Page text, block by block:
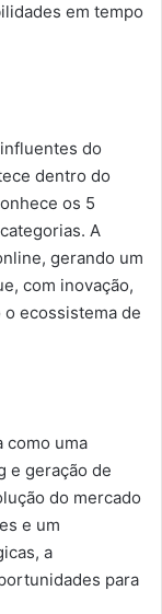
em tempo
do
dentro do
os 5
A
gerando um
com inovação,
ecossistema de
como uma
e geração de
do mercado
e um
a
para